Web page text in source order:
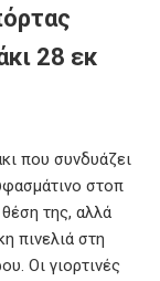
28 εκ
που συνδυάζει
στοπ
της, αλλά
πινελιά στη
Οι γιορτινές